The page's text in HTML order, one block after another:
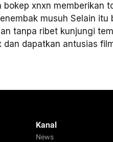
bokep xnxn memberikan
musuh Selain itu
tanpa ribet kunjungi
dapatkan antusias
Kanal
News